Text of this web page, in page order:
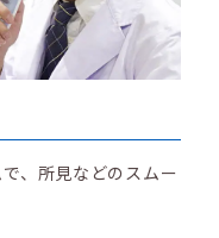
、所見などのスムー